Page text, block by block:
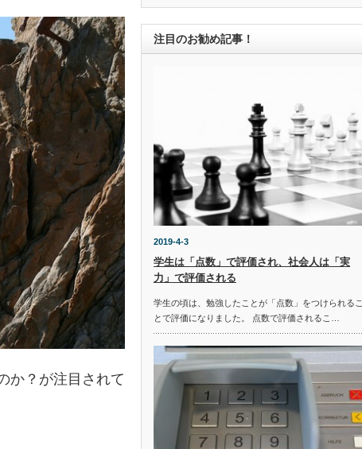
か？が注目されて
注目のお勧め記事！
2019-4-3
学生は「点数」で評価され、社会人は「実
力」で評価される
学生の頃は、勉強したことが「点数」をつけられるこ
とで評価になりました。 点数で評価されるこ…